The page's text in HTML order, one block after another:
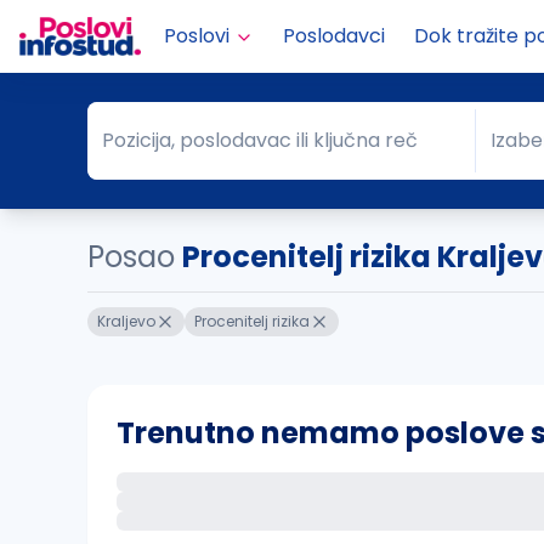
Poslovi Poslodavci Dok tražite
Pozicija, poslodavac ili ključna reč
Pozicija, poslodavac ili ključna reč Grad
Posao Procenitelj rizika
Kraljevo Procenitelj rizika
Trenutno nemamo poslove